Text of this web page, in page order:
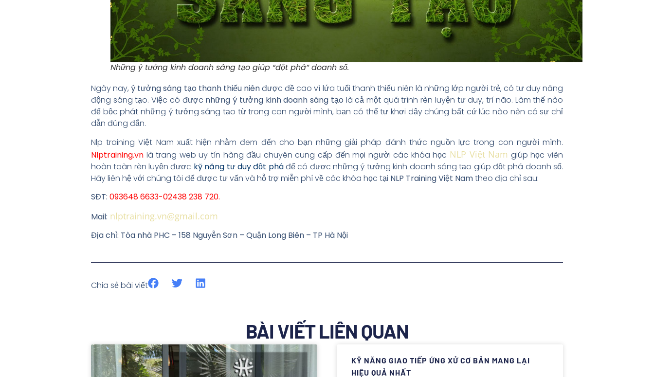
Những ý tưởng kinh doanh sáng tạo giúp “đột phá” doanh số.
Ngày nay,ý tưởng sáng tạo thanh thiếu niênđược đề cao vì lứa tuổi thanh thiếu niên là những lớp người trẻ, có tư duy năng
động sáng tạo. Việc có được những ý tưởng kinh doanh sáng tạo là cả một quá trình rèn luyện tư duy, trí não. Làm thế nào
để bộc phát những ý tưởng sáng tạo từ trong con người mình, bạn có thể tự khơi dậy chúng bất cứ lúc nào nên có sự chỉ
dẫn đúng đắn.
Nlp training Việt Nam xuất hiện nhằm đem đến cho bạn những giải pháp đánh thức nguồn lực trong con người mình.
Nlptraining.vn là trang web uy tín hàng đầu chuyên cung cấp đến mọi người các khóa học NLP Việt Nam giúp học viên
hoàn toàn rèn luyện được kỹ năng tư duy đột pháđể có được những ý tưởng kinh doanh sáng tạo giúp đột phá doanh số.
Hãy liên hệ với chúng tôi để được tư vấn và hỗ trợ miễn phí về các khóa học tại NLP Training Việt Namtheo địa chỉ sau:
SĐT: 093648 6633-02438 238 720.
Mail: nlptraining.vn@gmail.com
Địa chỉ: Tòa nhà PHC – 158 Nguyễn Sơn – Quận Long Biên – TP Hà Nội
Chia sẻ bài viết
BÀI VIẾT LIÊN QUAN
KỸ NĂNG GIAO TIẾP ỨNG XỬ CƠ BẢN MANG LẠI
HIỆU QUẢ NHẤT